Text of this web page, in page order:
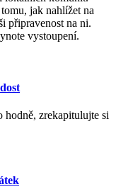
jak nahlížet na
připravenost na ni.
vystoupení.
hodně, zrekapitulujte si